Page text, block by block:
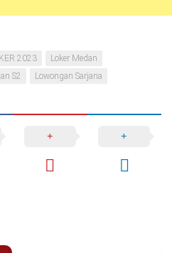
2023
Loker Medan
S2 Lowongan Sarjana